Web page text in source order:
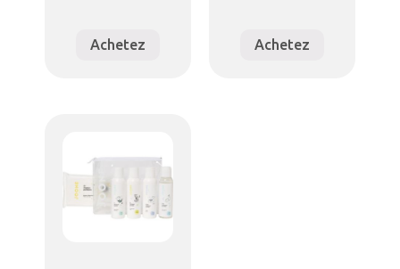
Achetez Achetez